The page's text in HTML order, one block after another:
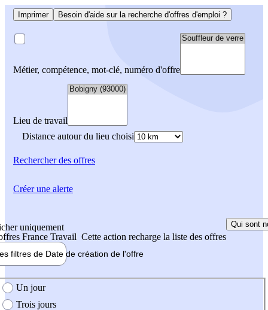
Imprimer Besoin d'aide sur la recherche d'offres d'emploi ?
Métier, compétence, mot-clé, numéro d'offre
Lieu de travail
Distance autour du lieu choisi
Rechercherdes offres
uniquement
France Travail Cette action recharge la liste des offres
Qui sont
filtres de Date de création de l'offre
création de l'offre
Un jour
Trois jours
Créer une alerte